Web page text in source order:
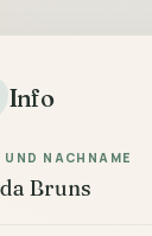
Info
UND NACHNAME
Bruns